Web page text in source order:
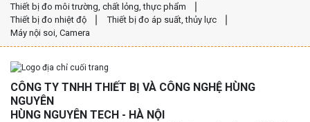
Thiết bị đo môi trường, chất lỏng, thực phẩm
Thiết bị đo nhiệt độ
Thiết bị đo áp suất, thủy lực
Máy nội soi, Camera
CÔNG TY TNHH THIẾT BỊ VÀ CÔNG NGHỆ HÙNG
NGUYÊN
HÙNG NGUYÊN TECH - HÀ NỘI